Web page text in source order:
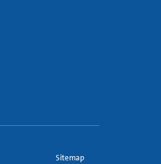
Sitemap